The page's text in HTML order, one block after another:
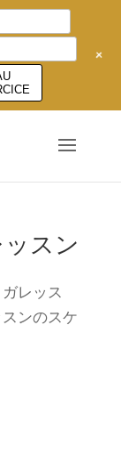
スン
レッス
ンのスケ
+